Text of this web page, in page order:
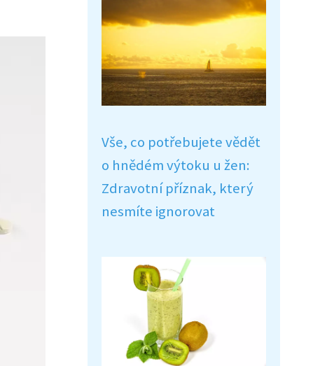
Vše, co potřebujete vědět
o hnědém výtoku u žen:
Zdravotní příznak, který
nesmíte ignorovat